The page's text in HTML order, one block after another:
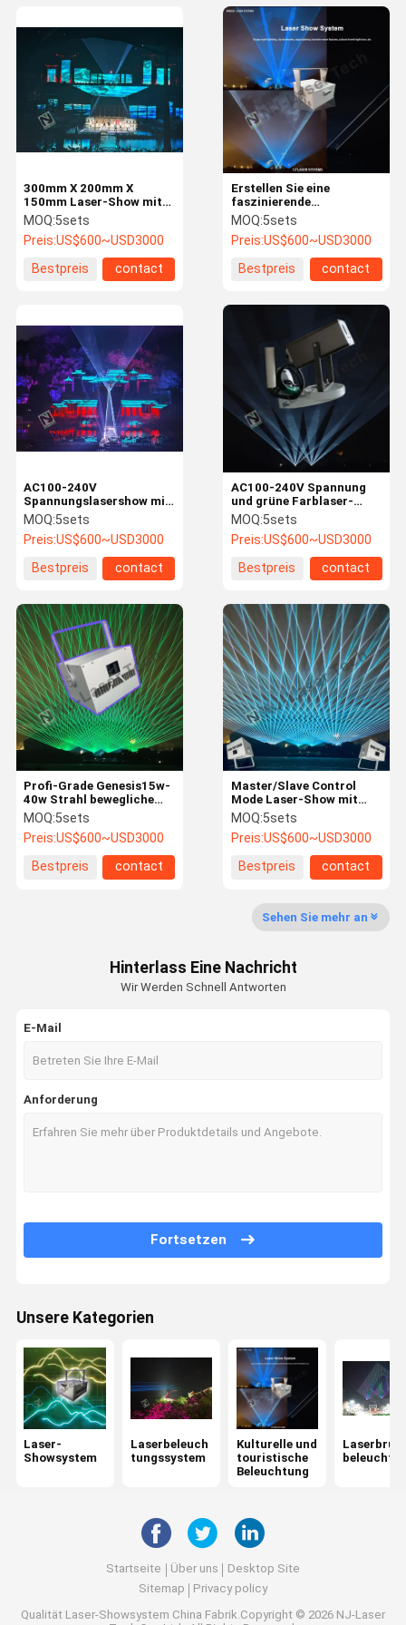
Startseite Produkte Videos Über Uns
Fabrik Tour
Qualitätskon
Trolle
Kontakt Nachrichten
Referenzen
Laser-Showsystem
Club-Laserlicht
Erstellen Sie eine
faszinierende
Atmosphäre mit einer
erstaunlichen Laser-
Licht-Show
MOQ:5sets
Preis:US$600~USD3000
Bestpreis
contact
300mm X 200mm X
150mm Laser-Show mit
blauer Farbe und
fortschrittlichem
Kühlsystem
MOQ:5sets
Preis:US$600~USD3000
Bestpreis
contact
AC100-240V Spannung
und grüne Farblaser-
Laser-Show mit SS304-
Material
MOQ:5sets
Preis:US$600~USD3000
Bestpreis
contact
AC100-240V
Spannungslasershow mit
60° Strahlwinkel und
individuellen Funktionen
MOQ:5sets
Preis:US$600~USD3000
Bestpreis
contact
Master/Slave Control
Mode Laser-Show mit
lebendigem RGB und
dauerhaftem SS304
MOQ:5sets
Preis:US$600~USD3000
Bestpreis
contact
Profi-Grade Genesis15w-
40w Strahl bewegliche
Bühnenleuchten mit
Scanwinkel
MOQ:5sets
Preis:US$600~USD3000
Bestpreis
contact
Sehen Sie mehr an
Hinterlass Eine Nachricht
Wir Werden Schnell Antworten
E-Mail
Anforderung
Fortsetzen
Unsere Kategorien
Laser-
Showsystem
Laserbeleuch
tungssystem
Kulturelle und
touristische
Beleuchtung
Startseite Über uns
Desktop Site
Sitemap
Privacy policy
Qualität Laser-Showsystem China Fabrik.Copyright © 2026 NJ-Laser